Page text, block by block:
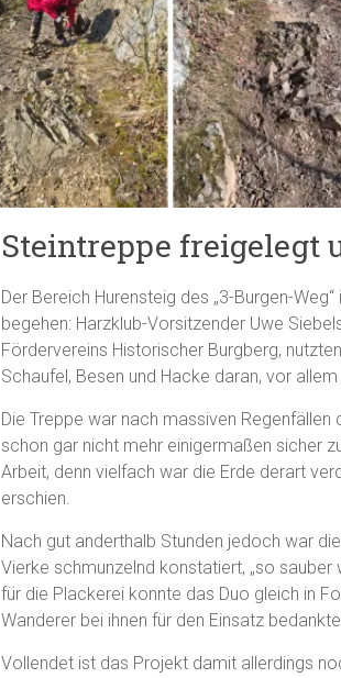
Steintreppe freigelegt
Der Bereich Hurensteig des „3-Burgen-
begehen: Harzklub-Vorsitzender Uwe
Fördervereins Historischer Burgberg,
Schaufel, Besen und Hacke daran, vor
Die Treppe war nach massiven Regenfällen
schon gar nicht mehr einigermaßen sicher
Arbeit, denn vielfach war die Erde derart
erschien.
Nach gut anderthalb Stunden jedoch war
Vierke schmunzelnd konstatiert, „so
für die Plackerei konnte das Duo gleich in
Wanderer bei ihnen für den Einsatz
Vollendet ist das Projekt damit allerdings